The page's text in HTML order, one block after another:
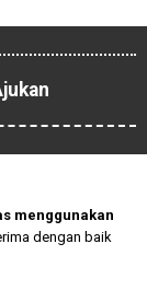
menggunakan
dengan baik